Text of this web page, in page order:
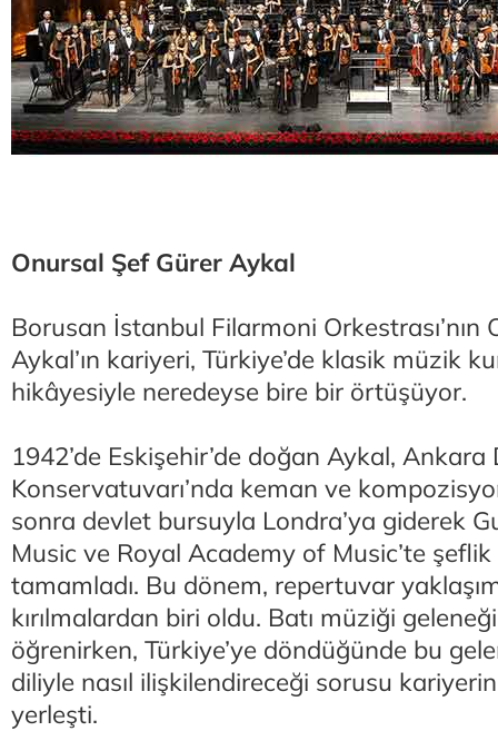
Onursal Şef Gürer Aykal
Borusan İstanbul Filarmoni Orkestrası’nın
Aykal’ın kariyeri, Türkiye’de klasik müzik
hikâyesiyle neredeyse bire bir örtüşüyor.
1942’de Eskişehir’de doğan Aykal, Ankara
Konservatuvarı’nda keman ve
sonra devlet bursuyla Londra’ya giderek
Music ve Royal Academy of Music’te şeflik
tamamladı. Bu dönem, repertuvar
kırılmalardan biri oldu. Batı müziği
öğrenirken, Türkiye’ye döndüğünde bu
diliyle nasıl ilişkilendireceği sorusu
yerleşti.